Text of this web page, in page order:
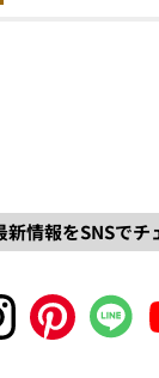
情報をSNSでチ